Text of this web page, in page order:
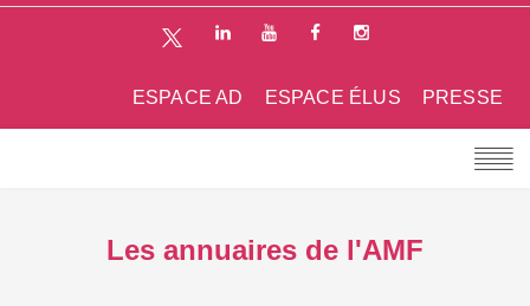
PRESSE
ESPACE ÉLUS
ESPACE AD
Les annuaires de l'AMF